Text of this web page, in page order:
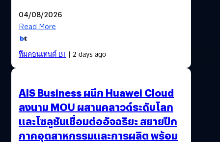
04/08/2026
Read More
ทีมคอนเทนต์ BT| 2 days ago
AIS Business ผนึก Huawei Cloud
ลงนาม MOU ผสานคลาวด์ระดับโลก
และโซลูชันเชื่อมต่ออัจฉริยะ สยายปีก
ภาคอุตสาหกรรมและการผลิต พร้อม